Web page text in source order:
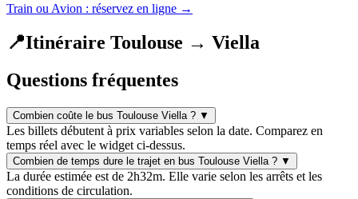
Train ou Avion : réservez en ligne →
📍Itinéraire Toulouse → Viella
Questions fréquentes
Combien coûte le bus Toulouse Viella ? ▼
Les billets débutent à prix variables selon la date. Comparez en
temps réel avec le widget ci-dessus.
Combien de temps dure le trajet en bus Toulouse Viella ? ▼
La durée estimée est de 2h32m. Elle varie selon les arrêts et les
conditions de circulation.